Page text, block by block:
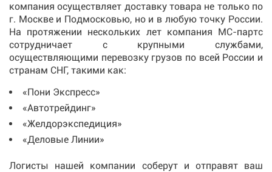
компания осуществляет доставку товара не только по
г. Москве и Подмосковью, но и в любую точку России.
На протяжении нескольких лет компания МС-партс
сотрудничает с крупными службами,
осуществляющими перевозку грузов по всей России и
странам СНГ, такими как:
«Пони Экспресс»
«Автотрейдинг»
«Желдорэкспедиция»
«Деловые Линии»
Логисты нашей компании соберут и отправят ваш